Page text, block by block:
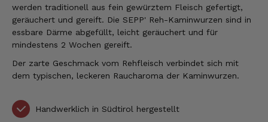
werden traditionell aus fein gewürztem Fleisch gefertigt,
geräuchert und gereift. Die SEPP' Reh-Kaminwurzen sind in
essbare Därme abgefüllt, leicht geräuchert und für
mindestens 2 Wochen gereift.
Der zarte Geschmack vom Rehfleisch verbindet sich mit
dem typischen, leckeren Raucharoma der Kaminwurzen.
Handwerklich in Südtirol hergestellt